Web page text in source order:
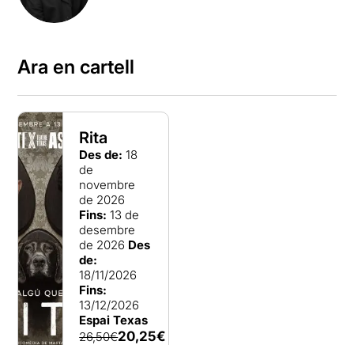
Ara en cartell
Rita
Des de: 18
de
novembre
de 2026
Fins: 13 de
desembre
de 2026 Des
de:
18/11/2026
Fins:
13/12/2026
Espai Texas
26,50€20,25€